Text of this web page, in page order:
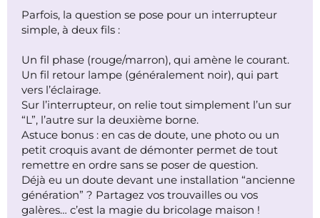
Parfois, la question se pose pour un interrupteur
simple, à deux fils :
Un fil phase (rouge/marron), qui amène le courant.
Un fil retour lampe (généralement noir), qui part
vers l’éclairage.
Sur l’interrupteur, on relie tout simplement l’un sur
“L”, l’autre sur la deuxième borne.
Astuce bonus : en cas de doute, une photo ou un
petit croquis avant de démonter permet de tout
remettre en ordre sans se poser de question.
Déjà eu un doute devant une installation “ancienne
génération” ? Partagez vos trouvailles ou vos
galères… c’est la magie du bricolage maison !